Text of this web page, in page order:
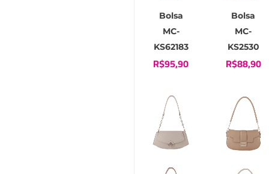
Bolsa
MC-
KS62183
R$95,90
Bolsa
MC-
KS2530
R$88,90